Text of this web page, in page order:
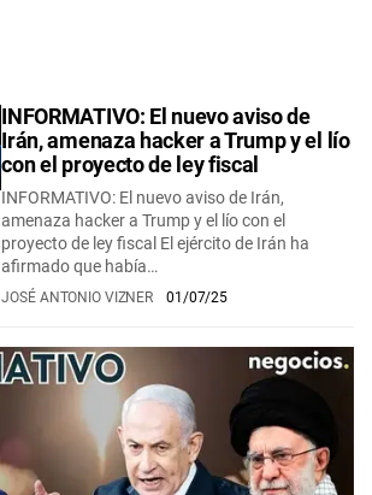
INFORMATIVO: El nuevo aviso de
Irán, amenaza hacker a Trump y el lío
con el proyecto de ley fiscal
INFORMATIVO: El nuevo aviso de Irán,
amenaza hacker a Trump y el lío con el
proyecto de ley fiscal El ejército de Irán ha
afirmado que había…
JOSÉ ANTONIO VIZNER 01/07/25